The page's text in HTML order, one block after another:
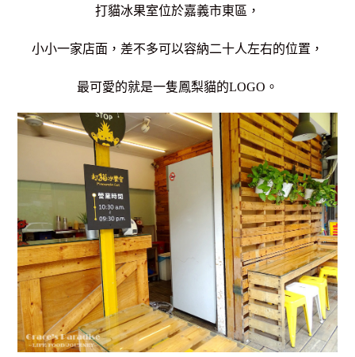
打貓冰果室位於嘉義市東區，
小小一家店面，差不多可以容納二十人左右的位置，
最可愛的就是一隻鳳梨貓的LOGO。